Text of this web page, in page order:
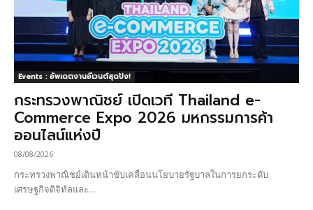
Events : อัพเดตงานอีเวนต์สุดปัง!
กระทรวงพาณิชย์ เปิดเวที Thailand e-
Commerce Expo 2026 มหกรรมการค้า
ออนไลน์แห่งปี
08/08/2026
กระทรวงพาณิชย์เดินหน้าขับเคลื่อนนโยบายรัฐบาลในการยกระดับ
เศรษฐกิจดิจิทัลและ...